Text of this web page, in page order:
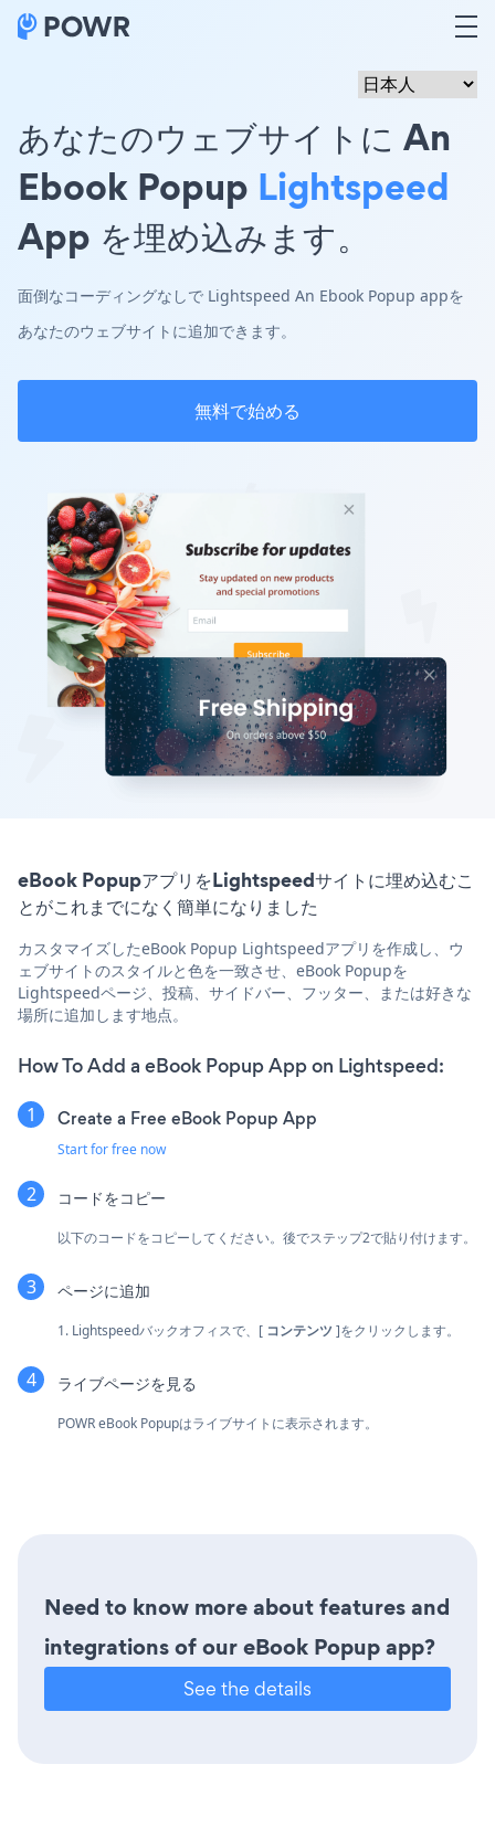
あなたのウェブサイトに An
Ebook Popup Lightspeed
App を埋め込みます。
面倒なコーディングなしで Lightspeed An Ebook Popup appを
あなたのウェブサイトに追加できます。
無料で始める
eBook PopupアプリをLightspeedサイトに埋め込むこ
とがこれまでになく簡単になりました
カスタマイズしたeBook Popup Lightspeedアプリを作成し、ウ
ェブサイトのスタイルと色を一致させ、eBook Popupを
Lightspeedページ、投稿、サイドバー、フッター、または好きな
場所に追加します地点。
How To Add a eBook Popup App on Lightspeed:
Create a Free eBook Popup App
Start for free now
コードをコピー
以下のコードをコピーしてください。後でステップ2で貼り付けます。
ページに追加
1. Lightspeedバックオフィスで、[ コンテンツ ]をクリックします。
ライブページを見る
POWR eBook Popupはライブサイトに表示されます。
Need to know more about features and
integrations of our eBook Popup app?
See the details